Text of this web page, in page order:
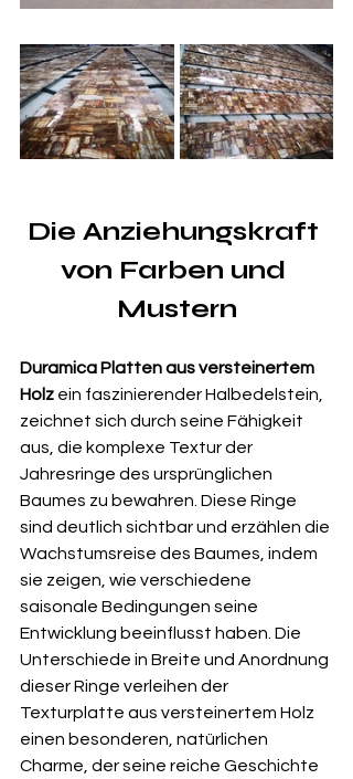
Die Anziehungskraft
von Farben und
Mustern
Duramica Platten aus versteinertem
Holz ein faszinierender Halbedelstein,
zeichnet sich durch seine Fähigkeit
aus, die komplexe Textur der
Jahresringe des ursprünglichen
Baumes zu bewahren. Diese Ringe
sind deutlich sichtbar und erzählen die
Wachstumsreise des Baumes, indem
sie zeigen, wie verschiedene
saisonale Bedingungen seine
Entwicklung beeinflusst haben. Die
Unterschiede in Breite und Anordnung
dieser Ringe verleihen der
Texturplatte aus versteinertem Holz
einen besonderen, natürlichen
Charme, der seine reiche Geschichte